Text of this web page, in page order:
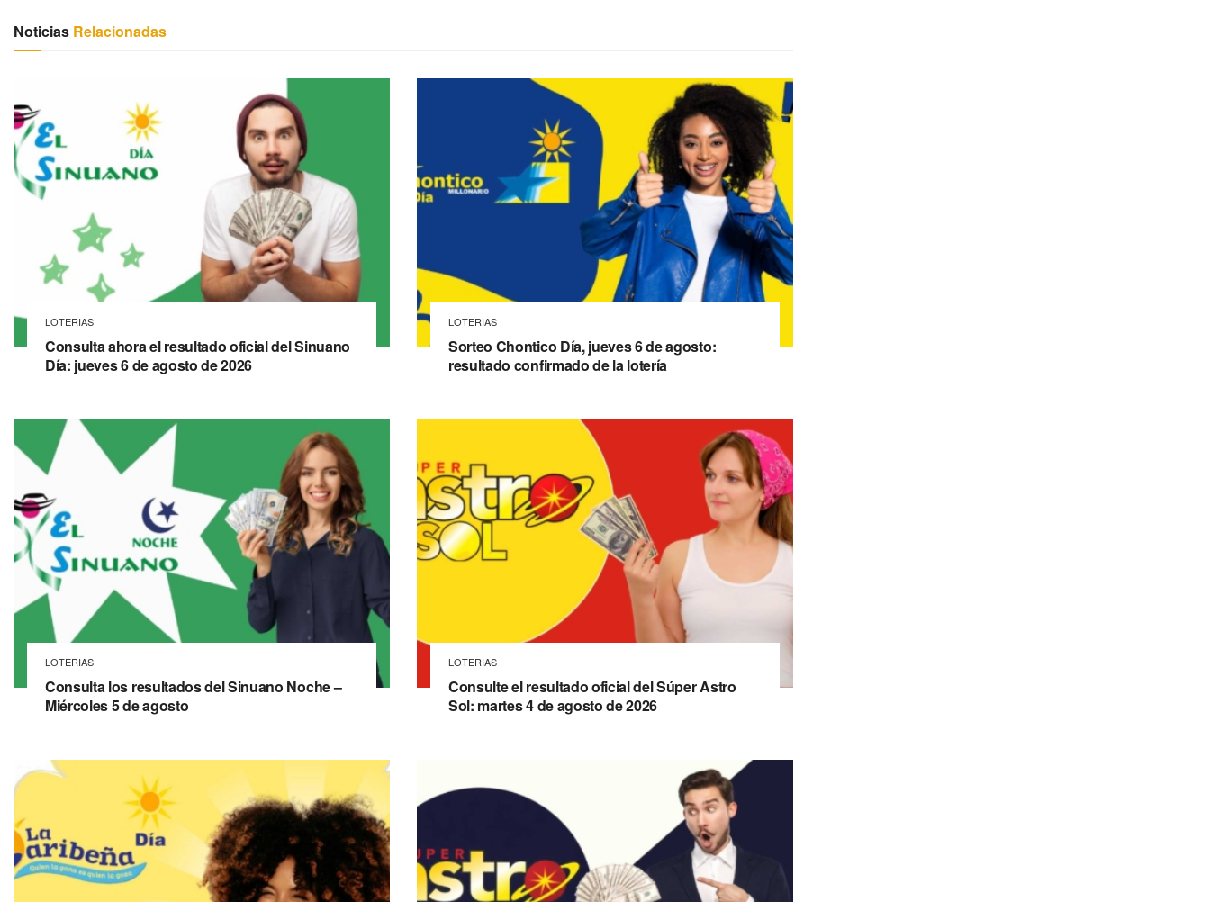
Noticias Relacionadas
LOTERIAS
Consulta ahora el resultado oficial del Sinuano
Día: jueves 6 de agosto de 2026
LOTERIAS
Sorteo Chontico Día, jueves 6 de agosto:
resultado confirmado de la lotería
LOTERIAS
Consulta los resultados del Sinuano Noche –
Miércoles 5 de agosto
LOTERIAS
Consulte el resultado oficial del Súper Astro
Sol: martes 4 de agosto de 2026